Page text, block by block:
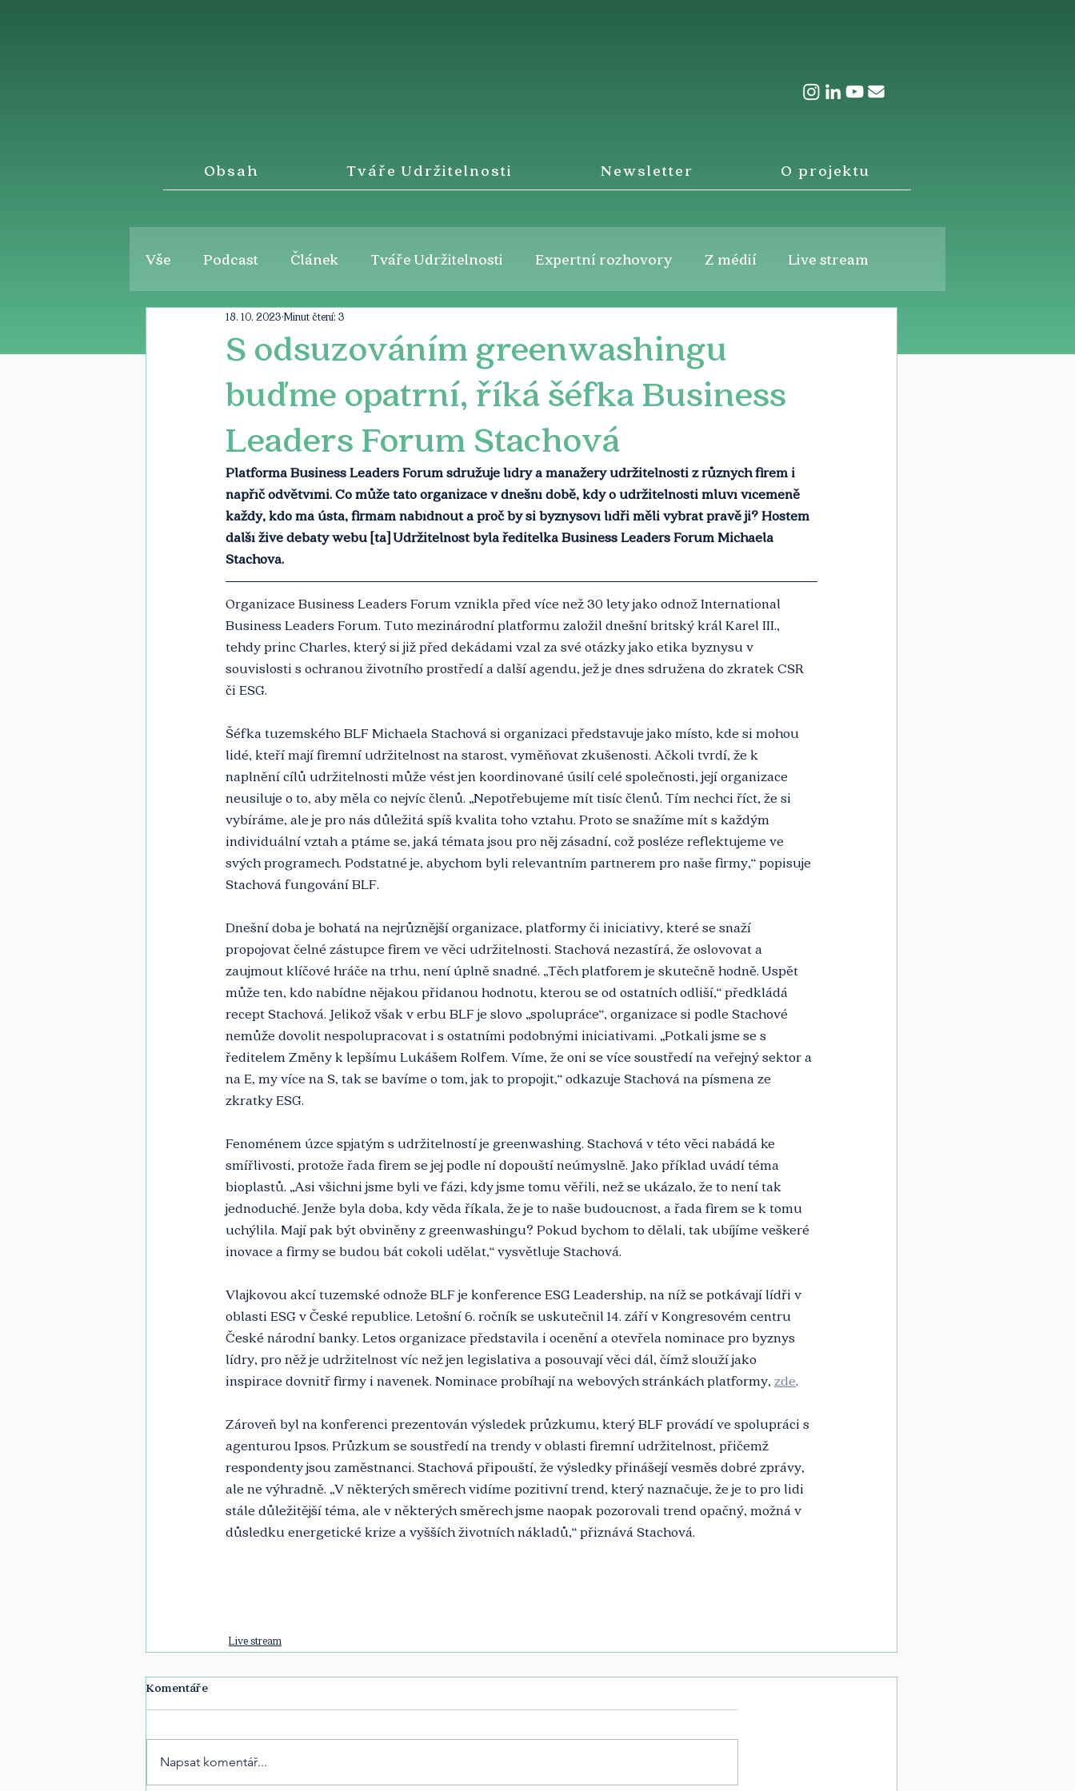
Obsah Tváře Udržitelnosti Newsletter O projektu
Vše Podcast Článek Tváře Udržitelnosti Expertní rozhovory Z médií Live stream
S odsuzováním greenwashingu
buďme opatrní, říká šéfka Business
Leaders Forum Stachová
18. 10. 2023 Minut čtení: 3
Platforma Business Leaders Forum sdružuje lídry a manažery udržitelnosti z různých firem i
napříč odvětvími. Co může tato organizace v dnešní době, kdy o udržitelnosti mluví víceméně
každý, kdo má ústa, firmám nabídnout a proč by si byznysoví lídři měli vybrat právě ji? Hostem
další živé debaty webu [ta] Udržitelnost byla ředitelka Business Leaders Forum Michaela
Stachová.
Organizace Business Leaders Forum vznikla před více než 30 lety jako odnož International
Business Leaders Forum. Tuto mezinárodní platformu založil dnešní britský král Karel III.,
tehdy princ Charles, který si již před dekádami vzal za své otázky jako etika byznysu v
souvislosti s ochranou životního prostředí a další agendu, jež je dnes sdružena do zkratek CSR
či ESG.
Šéfka tuzemského BLF Michaela Stachová si organizaci představuje jako místo, kde si mohou
lidé, kteří mají firemní udržitelnost na starost, vyměňovat zkušenosti. Ačkoli tvrdí, že k
naplnění cílů udržitelnosti může vést jen koordinované úsilí celé společnosti, její organizace
neusiluje o to, aby měla co nejvíc členů. „Nepotřebujeme mít tisíc členů. Tím nechci říct, že si
vybíráme, ale je pro nás důležitá spíš kvalita toho vztahu. Proto se snažíme mít s každým
individuální vztah a ptáme se, jaká témata jsou pro něj zásadní, což posléze reflektujeme ve
svých programech. Podstatné je, abychom byli relevantním partnerem pro naše firmy,“ popisuje
Stachová fungování BLF.
Dnešní doba je bohatá na nejrůznější organizace, platformy či iniciativy, které se snaží
propojovat čelné zástupce firem ve věci udržitelnosti. Stachová nezastírá, že oslovovat a
zaujmout klíčové hráče na trhu, není úplně snadné. „Těch platforem je skutečně hodně. Uspět
může ten, kdo nabídne nějakou přidanou hodnotu, kterou se od ostatních odliší,“ předkládá
recept Stachová. Jelikož však v erbu BLF je slovo „spolupráce“, organizace si podle Stachové
nemůže dovolit nespolupracovat i s ostatními podobnými iniciativami. „Potkali jsme se s
ředitelem Změny k lepšímu Lukášem Rolfem. Víme, že oni se více soustředí na veřejný sektor a
na E, my více na S, tak se bavíme o tom, jak to propojit,“ odkazuje Stachová na písmena ze
zkratky ESG.
Fenoménem úzce spjatým s udržitelností je greenwashing. Stachová v této věci nabádá ke
smířlivosti, protože řada firem se jej podle ní dopouští neúmyslně. Jako příklad uvádí téma
bioplastů. „Asi všichni jsme byli ve fázi, kdy jsme tomu věřili, než se ukázalo, že to není tak
jednoduché. Jenže byla doba, kdy věda říkala, že je to naše budoucnost, a řada firem se k tomu
uchýlila. Mají pak být obviněny z greenwashingu? Pokud bychom to dělali, tak ubíjíme veškeré
inovace a firmy se budou bát cokoli udělat,“ vysvětluje Stachová.
Vlajkovou akcí tuzemské odnože BLF je konference ESG Leadership, na níž se potkávají lídři v
oblasti ESG v České republice. Letošní 6. ročník se uskutečnil 14. září v Kongresovém centru
České národní banky. Letos organizace představila i ocenění a otevřela nominace pro byznys
lídry, pro něž je udržitelnost víc než jen legislativa a posouvají věci dál, čímž slouží jako
inspirace dovnitř firmy i navenek. Nominace probíhají na webových stránkách platformy, zde.
Zároveň byl na konferenci prezentován výsledek průzkumu, který BLF provádí ve spolupráci s
agenturou Ipsos. Průzkum se soustředí na trendy v oblasti firemní udržitelnost, přičemž
respondenty jsou zaměstnanci. Stachová připouští, že výsledky přinášejí vesměs dobré zprávy,
ale ne výhradně. „V některých směrech vidíme pozitivní trend, který naznačuje, že je to pro lidi
stále důležitější téma, ale v některých směrech jsme naopak pozorovali trend opačný, možná v
důsledku energetické krize a vyšších životních nákladů,“ přiznává Stachová.
Live stream
Komentáře
Napsat komentář...